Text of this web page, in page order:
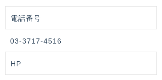
電話番号
03-3717-4516
HP